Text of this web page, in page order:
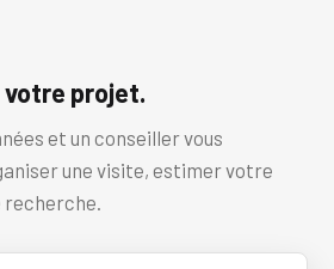
projet.
et un conseiller vous
une visite, estimer votre
recherche.